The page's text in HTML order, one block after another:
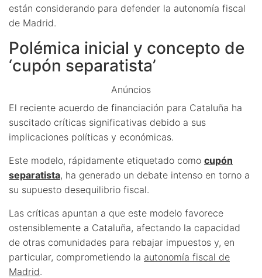
están considerando para defender la autonomía fiscal
de Madrid.
Polémica inicial y concepto de
‘cupón separatista’
Anúncios
El reciente acuerdo de financiación para Cataluña ha
suscitado críticas significativas debido a sus
implicaciones políticas y económicas.
Este modelo, rápidamente etiquetado como cupón
separatista, ha generado un debate intenso en torno a
su supuesto desequilibrio fiscal.
Las críticas apuntan a que este modelo favorece
ostensiblemente a Cataluña, afectando la capacidad
de otras comunidades para rebajar impuestos y, en
particular, comprometiendo la autonomía fiscal de
Madrid.